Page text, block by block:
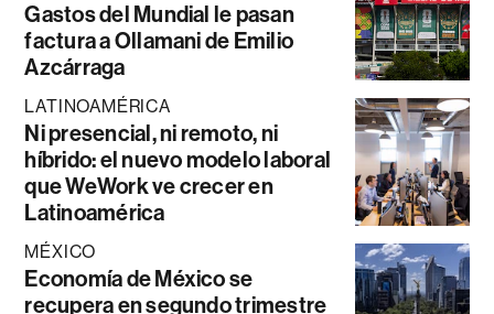
Gastos del Mundial le pasan
factura a Ollamani de Emilio
Azcárraga
LATINOAMÉRICA
Ni presencial, ni remoto, ni
híbrido: el nuevo modelo laboral
que WeWork ve crecer en
Latinoamérica
MÉXICO
Economía de México se
recupera en segundo trimestre